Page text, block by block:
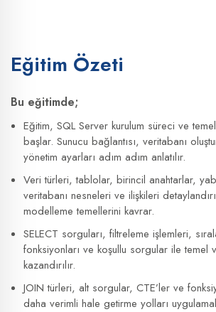
Eğitim Özeti
Bu eğitimde;
Eğitim, SQL Server kurulum süreci ve
başlar. Sunucu bağlantısı, veritabanı
yönetim ayarları adım adım anlatılır.
Veri türleri, tablolar, birincil anahtarlar,
veritabanı nesneleri ve ilişkileri
modelleme temellerini kavrar.
SELECT sorguları, filtreleme işlemleri,
fonksiyonları ve koşullu sorgular ile temel
kazandırılır.
JOIN türleri, alt sorgular, CTE’ler ve
daha verimli hale getirme yolları